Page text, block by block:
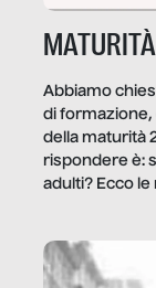
Abbiamo
di formazione,
della maturità
rispondere è:
adulti? Ecco